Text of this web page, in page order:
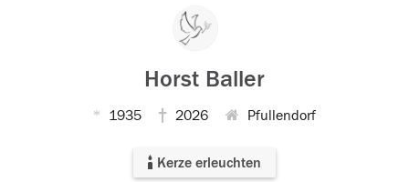
Horst Baller
1935 2026 Pfullendorf
Kerze erleuchten